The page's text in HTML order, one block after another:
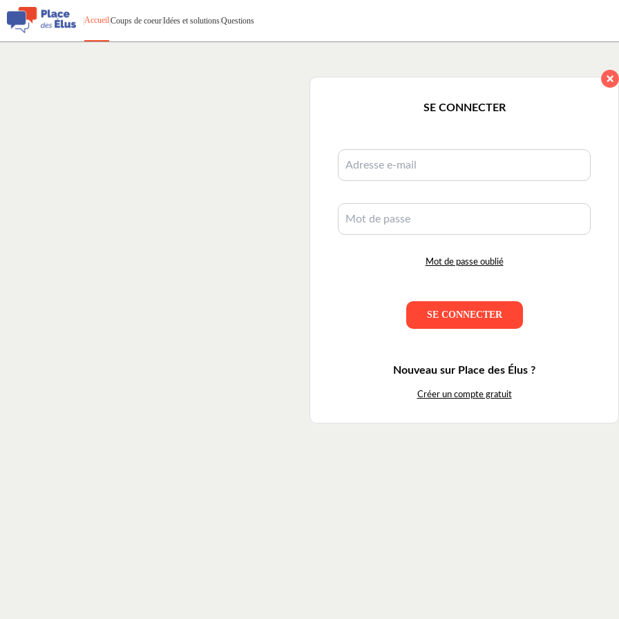
|Accueil|Coups de coeur|Idées et solutions|Questions
SE CONNECTER
Mot de passe oublié
SE CONNECTER
Nouveau sur Place des Élus ?
Créer un compte gratuit